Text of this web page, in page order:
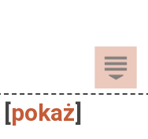
pokaż]